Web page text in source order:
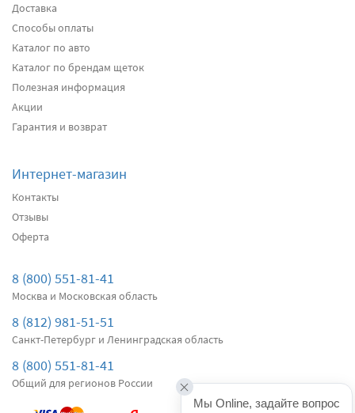
Доставка
Способы оплаты
Каталог по авто
Каталог по брендам щеток
Полезная информация
Акции
Гарантия и возврат
Интернет-магазин
Контакты
Отзывы
Оферта
8 (800) 551-81-41
Москва и Московская область
8 (812) 981-51-51
Санкт-Петербург и Ленинградская область
8 (800) 551-81-41
Общий для регионов России
Мы Online, задайте вопрос